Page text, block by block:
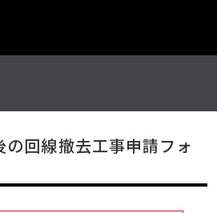
回線撤去工事申請フォ